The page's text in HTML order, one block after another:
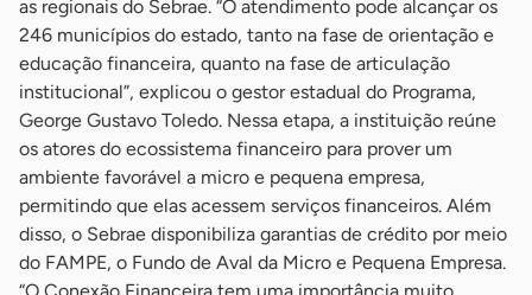
as regionais do Sebrae. “O atendimento pode alcançar os
246 municípios do estado, tanto na fase de orientação e
educação financeira, quanto na fase de articulação
institucional”, explicou o gestor estadual do Programa,
George Gustavo Toledo. Nessa etapa, a instituição reúne
os atores do ecossistema financeiro para prover um
ambiente favorável a micro e pequena empresa,
permitindo que elas acessem serviços financeiros. Além
disso, o Sebrae disponibiliza garantias de crédito por meio
do FAMPE, o Fundo de Aval da Micro e Pequena Empresa.